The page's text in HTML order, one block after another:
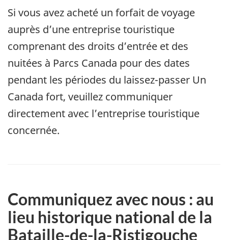
Si vous avez acheté un forfait de voyage
auprès d’une entreprise touristique
comprenant des droits d’entrée et des
nuitées à Parcs Canada pour des dates
pendant les périodes du laissez-passer Un
Canada fort, veuillez communiquer
directement avec l’entreprise touristique
concernée.
Communiquez avec nous : au
lieu historique national de la
Bataille-de-la-Ristigouche